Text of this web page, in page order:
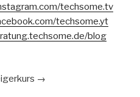
techsome.tv
techsome.yt
blog
→